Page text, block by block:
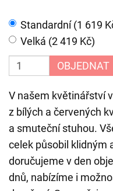
Standardní (1 619
Velká (2 419 Kč)
OBJEDNAT
V našem květinářství
z bílých a červených
a smuteční stuhou.
celek působil klidným
doručujeme v den
dnů, nabízíme i